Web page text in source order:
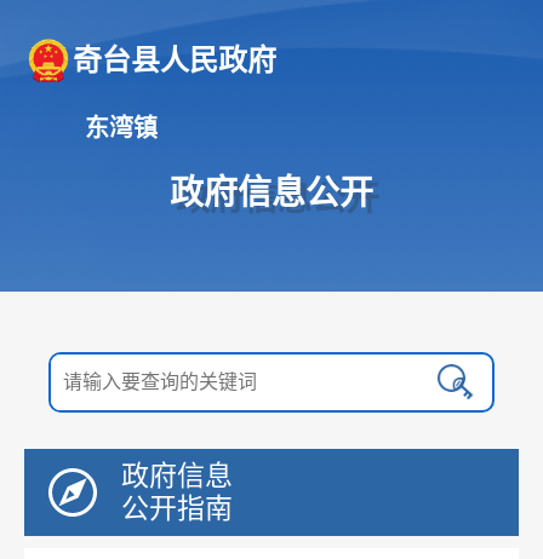
奇台县人民政府
东湾镇
政府信息公开
政府信息
公开指南